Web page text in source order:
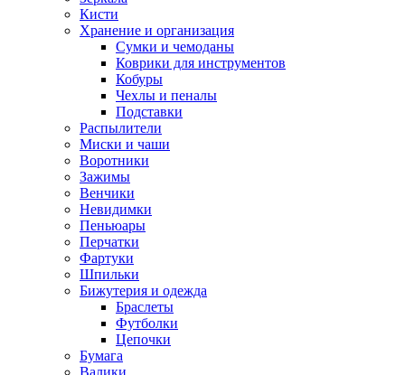
Кисти
Хранение и организация
Сумки и чемоданы
Коврики для инструментов
Кобуры
Чехлы и пеналы
Подставки
Распылители
Миски и чаши
Воротники
Зажимы
Венчики
Невидимки
Пеньюары
Перчатки
Фартуки
Шпильки
Бижутерия и одежда
Браслеты
Футболки
Цепочки
Бумага
Валики